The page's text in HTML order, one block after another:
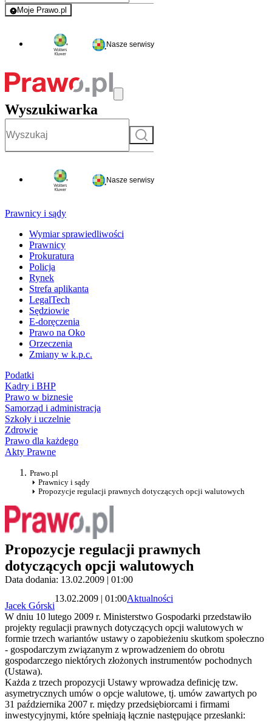
Moje Prawo.pl
- rejestracja i logowanie do serwisu
Nasze serwisy
Wyszukiwarka
Szukaj
Nasze serwisy
Prawnicy i sądy
Wymiar sprawiedliwości
Prawnicy
Prokuratura
Policja
Rynek
Strefa aplikanta
LegalTech
Sędziowie
E-doręczenia
Prawo na Oko
Orzeczenia
Zmiany w k.p.c.
Podatki
Kadry i BHP
Prawo w biznesie
Samorząd i administracja
Szkoły i uczelnie
Zdrowie
Prawo dla każdego
Akty Prawne
Prawo.pl
Prawnicy i sądy
Propozycje regulacji prawnych dotyczących opcji walutowych
Propozycje regulacji prawnych
dotyczących opcji walutowych
Data dodania: 13.02.2009 | 01:00
Jacek Górski
13.02.2009 | 01:00Aktualności
W dniu 10 lutego 2009 r. Ministerstwo Gospodarki przedstawiło
projekty regulacji prawnych dotyczących opcji walutowych w
formie trzech wariantów ustawy o zapobieżeniu skutkom społeczno
- gospodarczym związanym z wprowadzeniem do obrotu
gospodarczego niektórych złożonych instrumentów pochodnych
(Ustawa).
Każda z trzech propozycji Ustawy wprowadza definicję tzw.
asymetrycznych umów o opcje walutowe, tj. umów zawartych po
31 października 2007 r. między przedsiębiorcami i firmami
inwestycyjnymi, które spełniają łącznie następujące przesłanki: